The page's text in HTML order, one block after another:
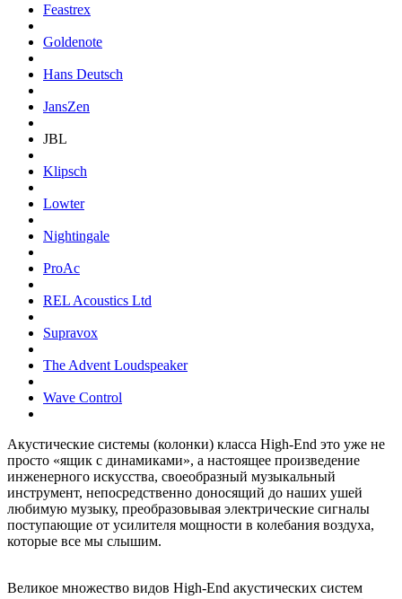
Feastrex
Goldenote
Hans Deutsch
JansZen
JBL
Klipsch
Lowter
Nightingale
ProAc
REL Acoustics Ltd
Supravox
The Advent Loudspeaker
Wave Control
Акустические системы (колонки) класса High-End это уже не
просто «ящик с динамиками», а настоящее произведение
инженерного искусства, своеобразный музыкальный
инструмент, непосредственно доносящий до наших ушей
любимую музыку, преобразовывая электрические сигналы
поступающие от усилителя мощности в колебания воздуха,
которые все мы слышим.
Великое множество видов High-End акустических систем